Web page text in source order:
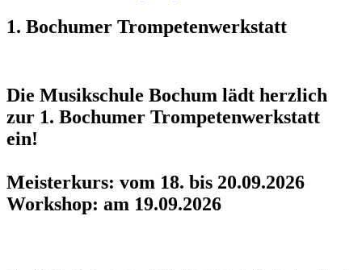
1. Bochumer Trompetenwerkstatt
Die Musikschule Bochum lädt herzlich
zur 1. Bochumer Trompetenwerkstatt
ein!
Meisterkurs: vom 18. bis 20.09.2026
Workshop: am 19.09.2026